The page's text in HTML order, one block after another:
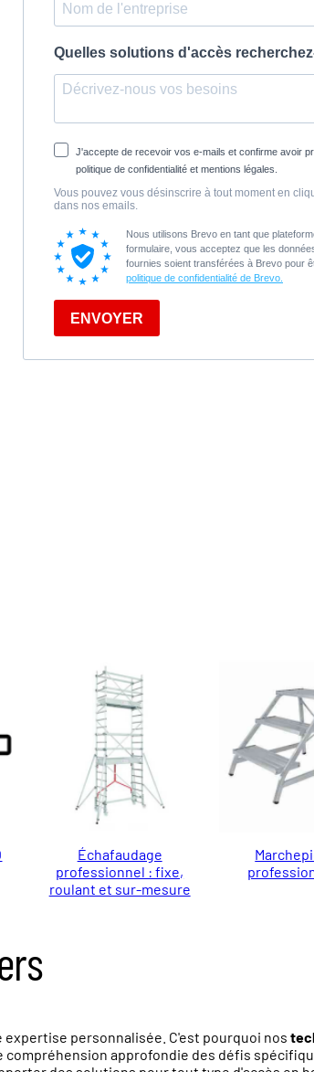
Échafaudage
professionnel : fixe,
roulant et sur-mesure
expertise personnalisée. C'est pourquoi nos
compréhension approfondie des défis